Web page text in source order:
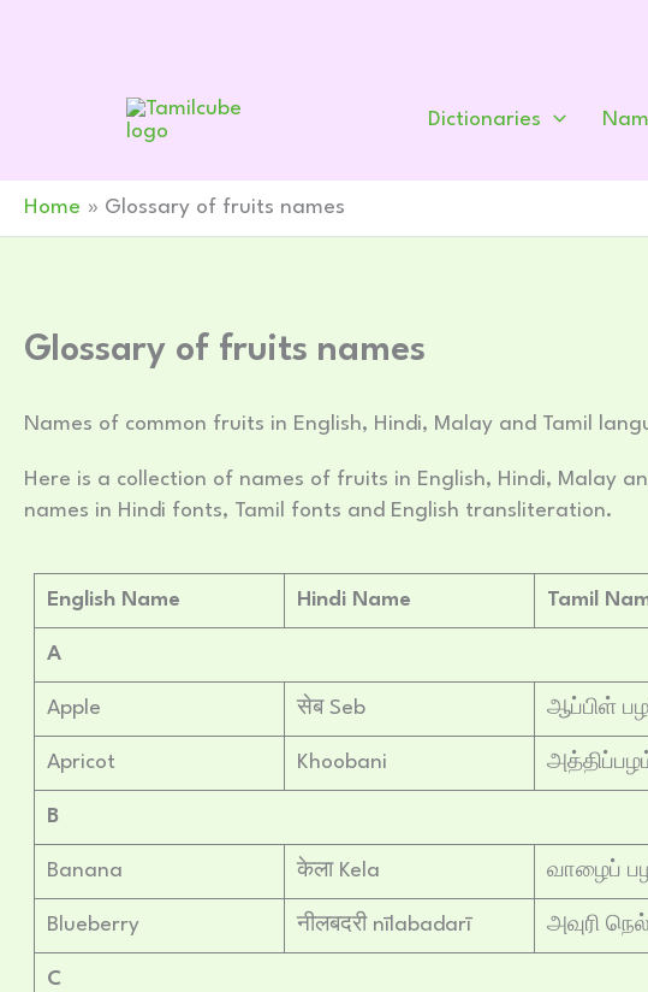
Dictionaries
Home Glossary of fruits names
Glossary of fruits names
Names of common fruits in English, Hindi, Malay and Tamil
Here is a collection of names of fruits in English, Hindi, Malay
names in Hindi fonts, Tamil fonts and English transliteration.
English Name Hindi Name Tamil
A
Apple सेब Seb ஆப்பிள்
Apricot Khoobani
B
Banana केला Kela வாழைப்
Blueberry नीलबदरी nīlabadarī அவுரி
C